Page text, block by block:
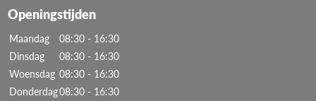
Openingstijden
Maandag
08:30 - 16:30
Dinsdag
08:30 - 16:30
Woensdag 08:30 - 16:30
Donderdag08:30 - 16:30